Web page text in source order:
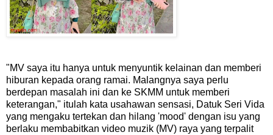
"MV saya itu hanya untuk menyuntik kelainan dan memberi
hiburan kepada orang ramai. Malangnya saya perlu
berdepan masalah ini dan ke SKMM untuk memberi
keterangan," itulah kata usahawan sensasi, Datuk Seri Vida
yang mengaku tertekan dan hilang 'mood' dengan isu yang
berlaku membabitkan video muzik (MV) raya yang terpalit